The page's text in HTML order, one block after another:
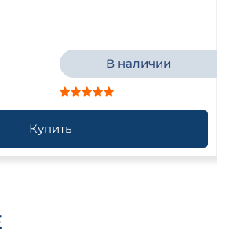
В наличии
Купить